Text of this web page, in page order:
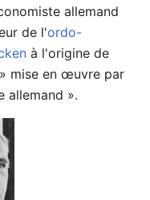
allemand
de l'ordo-
à l'origine de
mise en œuvre par
allemand ».